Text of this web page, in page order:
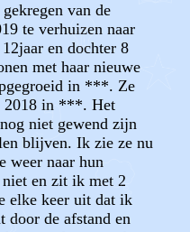
van de
te verhuizen naar
en dochter 8
met haar nieuwe
in ***. Ze
2018 in ***. Het
niet gewend zijn
blijven. Ik zie ze nu
weer naar hun
en zit ik met 2
elke keer uit dat ik
door de afstand en